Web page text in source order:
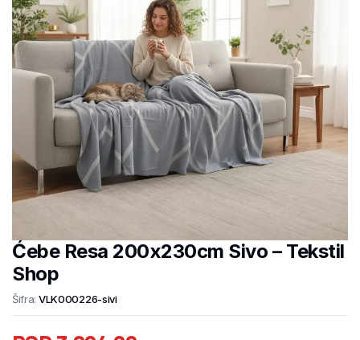
Ćebe Resa 200x230cm Sivo – Tekstil
Shop
Šifra: VLK000226-sivi